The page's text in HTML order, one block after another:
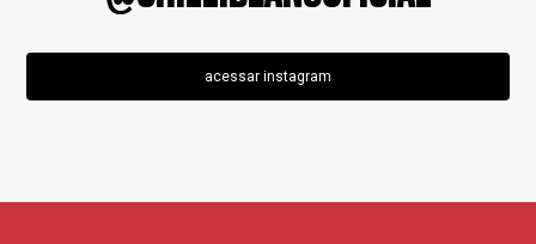
acessar instagram